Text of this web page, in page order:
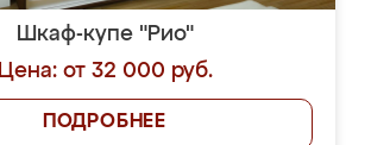
Шкаф-купе "Рио"
Цена: от 32 000 руб.
ПОДРОБНЕЕ